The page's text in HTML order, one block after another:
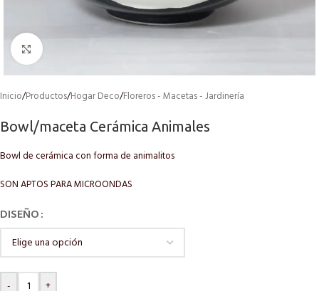
Click to enlarge
Inicio/Productos/Hogar Deco/Floreros - Macetas - Jardinería
Bowl/maceta Cerámica Animales
Bowl de cerámica con forma de animalitos
SON APTOS PARA MICROONDAS
DISEÑO
-
+